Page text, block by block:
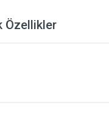
Özellikler